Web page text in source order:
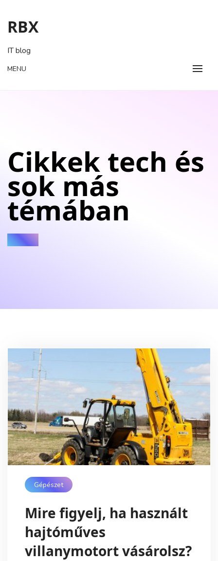
content
RBX
IT blog
MENU
Cikkek tech és
sok más
témában
Gépészet
Mire figyelj, ha használt
hajtóműves
villanymotort vásárolsz?